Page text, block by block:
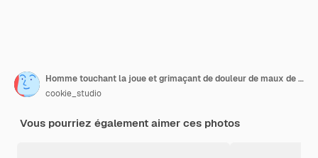
Homme touchant la joue et grimaçant de douleur de maux de dents, besoin de dentiste
cookie_studio
Vous pourriez également aimer ces photos